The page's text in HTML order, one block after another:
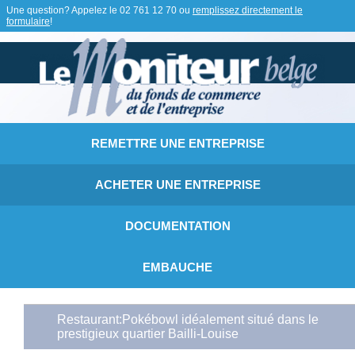
Une question? Appelez le 02 761 12 70 ou remplissez directement le
formulaire!
REMETTRE UNE ENTREPRISE
ACHETER UNE ENTREPRISE
DOCUMENTATION
EMBAUCHE
Restaurant:Pokébowl idéalement situé dans le
prestigieux quartier Bailli-Louise